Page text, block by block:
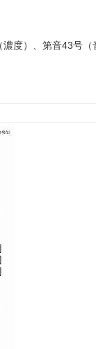
度）、第音43号（